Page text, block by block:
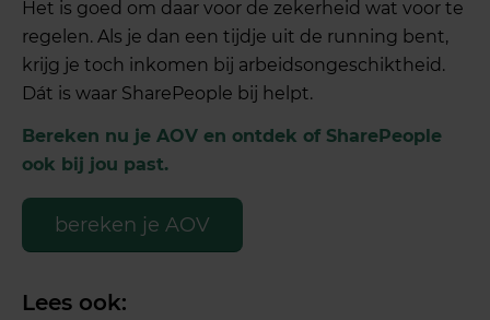
Het is goed om daar voor de zekerheid wat voor te
regelen. Als je dan een tijdje uit de running bent,
krijg je toch inkomen bij arbeidsongeschiktheid.
Dát is waar SharePeople bij helpt.
Bereken nu je AOV en ontdek of SharePeople
ook bij jou past.
bereken je AOV
Lees ook: